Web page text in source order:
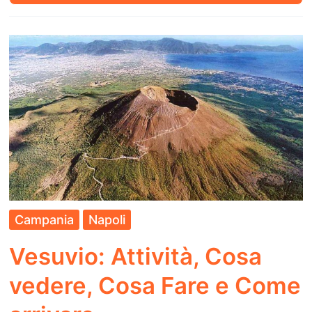
Cosa
vedere,
Cosa
Fare
e
Come
arrivare
Campania Napoli
Vesuvio: Attività, Cosa
vedere, Cosa Fare e Come